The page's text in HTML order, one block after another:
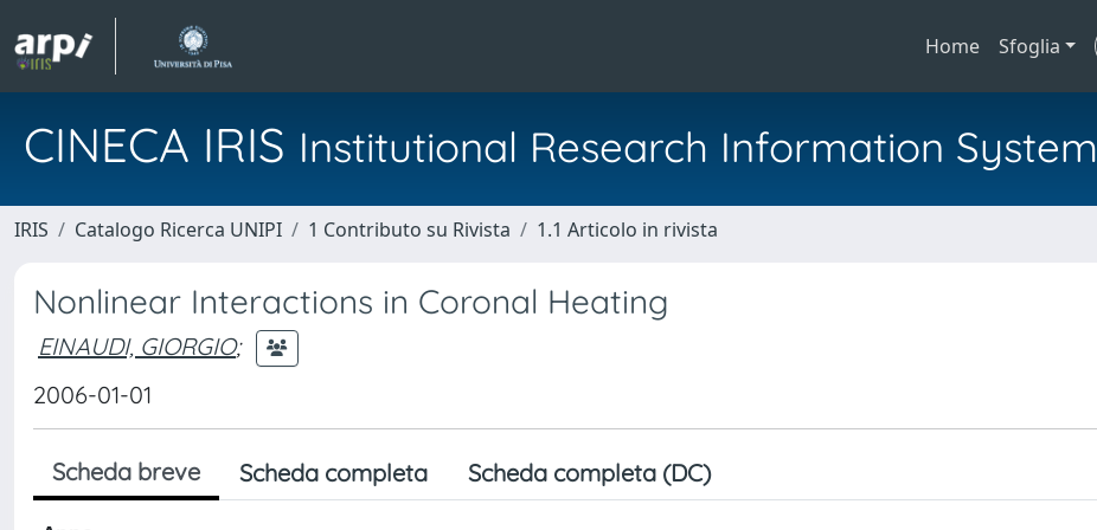
Home Sfoglia
CINECA IRIS Institutional Research Information System
IRIS Catalogo Ricerca UNIPI 1 Contributo su Rivista 1.1 Articolo in rivista
Nonlinear Interactions in Coronal Heating
EINAUDI, GIORGIO;
2006-01-01
Scheda breve Scheda completa Scheda completa (DC)